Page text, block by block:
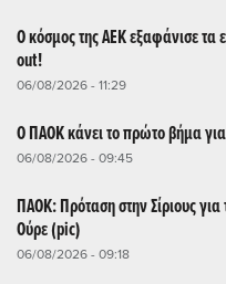
Ο κόσμος της ΑΕΚ εξαφάνισε τα
out!
06/08/2026 - 11:29
Ο ΠΑΟΚ κάνει το πρώτο βήμα
06/08/2026 - 09:45
ΠΑΟΚ: Πρόταση στην Σίριους
Ούρε (pic)
06/08/2026 - 09:18